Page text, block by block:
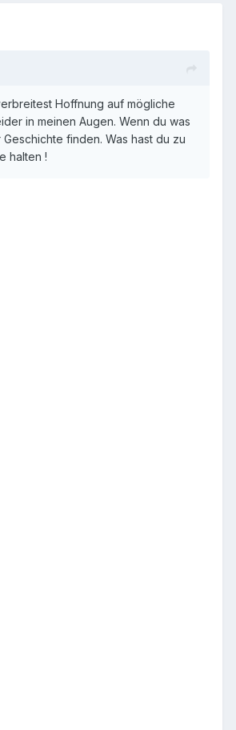
Hoffnung auf mögliche
in meinen Augen. Wenn du was
finden. Was hast du zu
halten !